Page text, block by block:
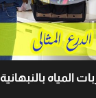
بالنبهانية